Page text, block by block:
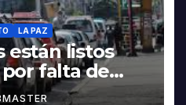
LA PAZ
están listos
falta de